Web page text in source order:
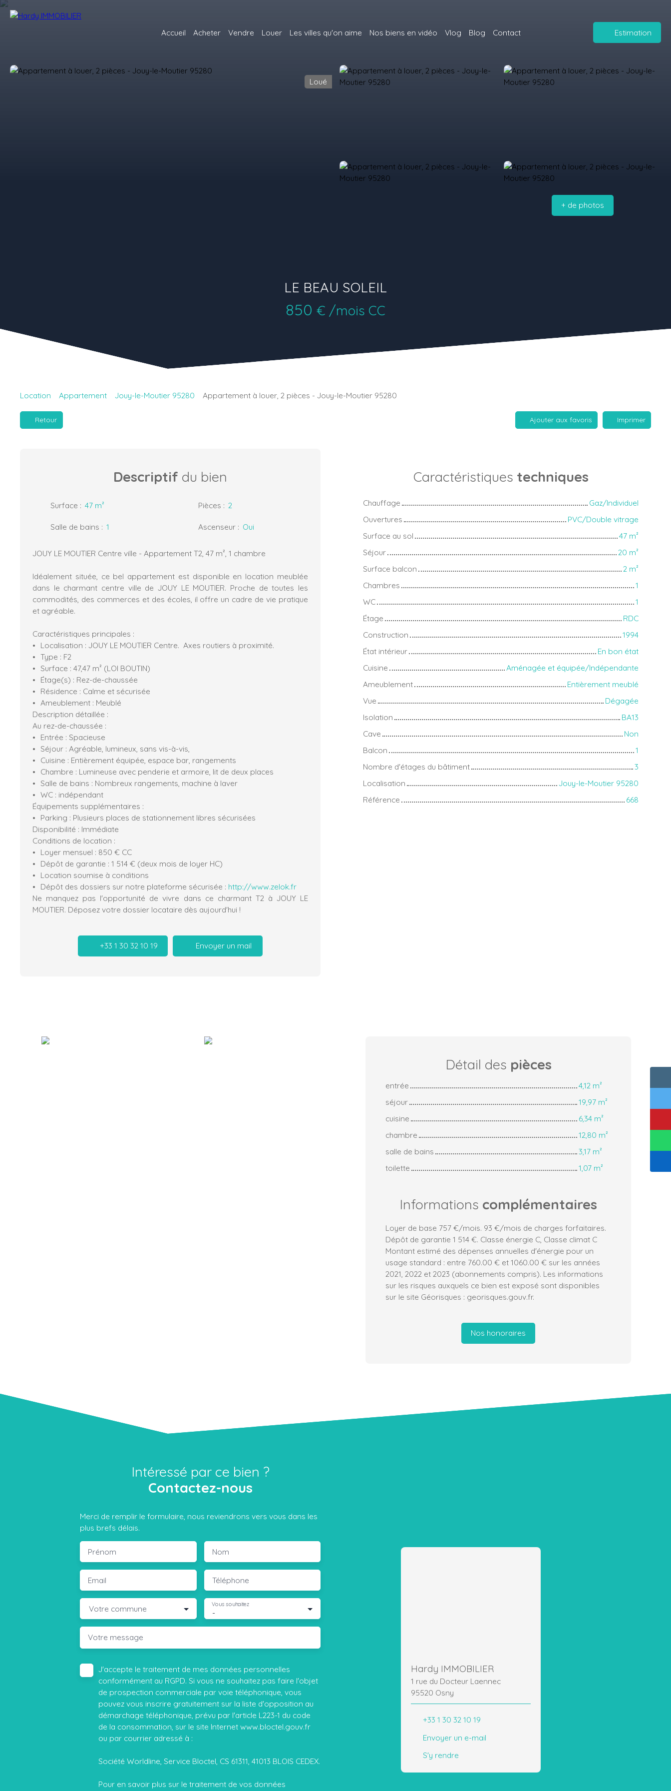
Accueil Acheter Vendre Louer Les villes qu'on aime Nos biens en vidéo Vlog Blog Contact Estimation
Loué
+ de photos
LE BEAU SOLEIL
850 € /mois CC
Location Appartement Jouy-le-Moutier 95280 Appartement à louer, 2 pièces - Jouy-le-Moutier 95280
Retour Ajouter aux favoris Imprimer
Descriptif du bien
Surface : 47 m² Pièces : 2
Salle de bains : 1 Ascenseur : Oui
JOUY LE MOUTIER Centre ville - Appartement T2, 47 m², 1 chambre
Idéalement située, ce bel appartement est disponible en location meublée
dans le charmant centre ville de JOUY LE MOUTIER. Proche de toutes les
commodités, des commerces et des écoles, il offre un cadre de vie pratique
et agréable.
Caractéristiques principales :
Localisation : JOUY LE MOUTIER Centre. Axes routiers à proximité.
Type : F2
Surface : 47,47 m² (LOI BOUTIN)
Étage(s) : Rez-de-chaussée
Résidence : Calme et sécurisée
Ameublement : Meublé
Description détaillée :
Au rez-de-chaussée :
Entrée : Spacieuse
Séjour : Agréable, lumineux, sans vis-à-vis,
Cuisine : Entièrement équipée, espace bar, rangements
Chambre : Lumineuse avec penderie et armoire, lit de deux places
Salle de bains : Nombreux rangements, machine à laver
WC : indépendant
Équipements supplémentaires :
Parking : Plusieurs places de stationnement libres sécurisées
Disponibilité : Immédiate
Conditions de location :
Loyer mensuel : 850 € CC
Dépôt de garantie : 1 514 € (deux mois de loyer HC)
Location soumise à conditions
Dépôt des dossiers sur notre plateforme sécurisée : http://www.zelok.fr
Ne manquez pas l'opportunité de vivre dans ce charmant T2 à JOUY LE
MOUTIER. Déposez votre dossier locataire dès aujourd'hui !
+33 1 30 32 10 19 Envoyer un mail
Caractéristiques techniques
Chauffage
Gaz/Individuel
Ouvertures
PVC/Double vitrage
Surface au sol
47 m²
Séjour
20 m²
Surface balcon
2 m²
Chambres
1
WC
1
Étage
RDC
Construction
1994
État intérieur
En bon état
Cuisine
Aménagée et équipée/Indépendante
Ameublement
Entièrement meublé
Vue
Dégagée
Isolation
BA13
Cave
Non
Balcon
1
Nombre d'étages du bâtiment
3
Localisation
Jouy-le-Moutier 95280
Référence
668
Détail des pièces
entrée
4,12 m²
séjour
19,97 m²
cuisine
6,34 m²
chambre
12,80 m²
salle de bains
3,17 m²
toilette
1,07 m²
Informations complémentaires
Loyer de base 757 €/mois. 93 €/mois de charges forfaitaires.
Dépôt de garantie 1 514 €. Classe énergie C, Classe climat C
Montant estimé des dépenses annuelles d'énergie pour un
usage standard : entre 760.00 € et 1060.00 € sur les années
2021, 2022 et 2023 (abonnements compris). Les informations
sur les risques auxquels ce bien est exposé sont disponibles
sur le site Géorisques : georisques.gouv.fr.
Nos honoraires
Intéressé par ce bien ?
Contactez-nous
Merci de remplir le formulaire, nous reviendrons vers vous dans les
plus brefs délais.
Prénom Nom
Email Téléphone
Votre commune -
Vous souhaitez
Votre message
J'accepte le traitement de mes données personnelles
conformément au RGPD. Si vous ne souhaitez pas faire l'objet
de prospection commerciale par voie téléphonique, vous
pouvez vous inscrire gratuitement sur la liste d'opposition au
démarchage téléphonique, prévu par l'article L223-1 du code
de la consommation, sur le site Internet www.bloctel.gouv.fr
ou par courrier adressé à :
Société Worldline, Service Bloctel, CS 61311, 41013 BLOIS CEDEX.
Pour en savoir plus sur le traitement de vos données
Hardy IMMOBILIER
1 rue du Docteur Laennec
95520 Osny
+33 1 30 32 10 19
Envoyer un e-mail
S'y rendre